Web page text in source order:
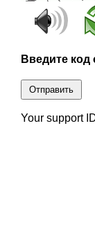
Введите код
Отправить
Your support